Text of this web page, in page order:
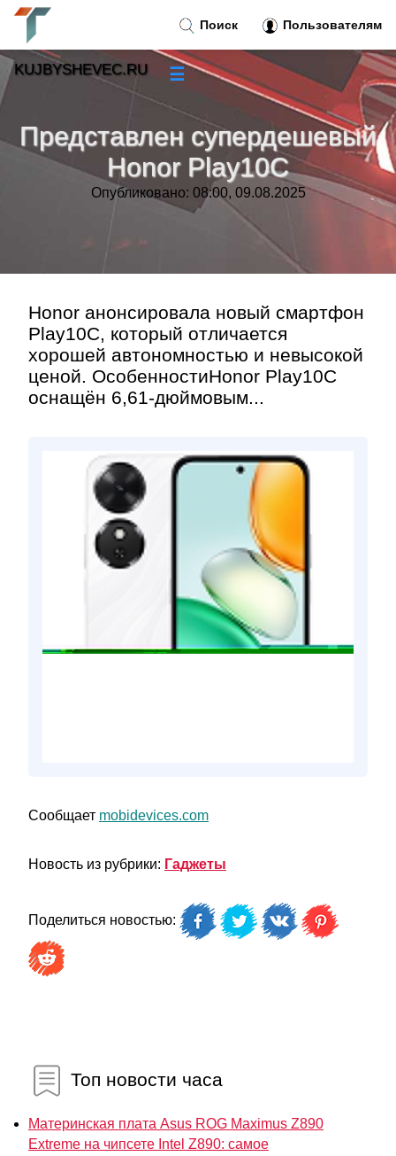
Представлен супердешевый
Honor Play10C
Опубликовано: 08:00, 09.08.2025
Honor анонсировала новый смартфон
Play10C, который отличается
хорошей автономностью и невысокой
ценой. ОсобенностиHonor Play10C
оснащён 6,61-дюймовым...
Сообщает mobidevices.com
Новость из рубрики: Гаджеты
Поделиться новостью:
Топ новости часа
Материнская плата Asus ROG Maximus Z890
Extreme на чипсете Intel Z890: самое
Поиск Пользователям
KUJBYSHEVEC.RU ☰
»
Тренды новостей»
»
Контакт »